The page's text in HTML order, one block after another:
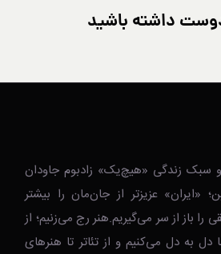
داشته باشید
سبک زندگی‌ «هیچ‌یک» زادبوم جاودان
«ایران» عزیزتر از جان‌مان را بیشتر
باز از سر می‌گیریم.هنر رج می‌زنیم؛ از
به دل می‌کنیم و از تئاتر تا هنرهای